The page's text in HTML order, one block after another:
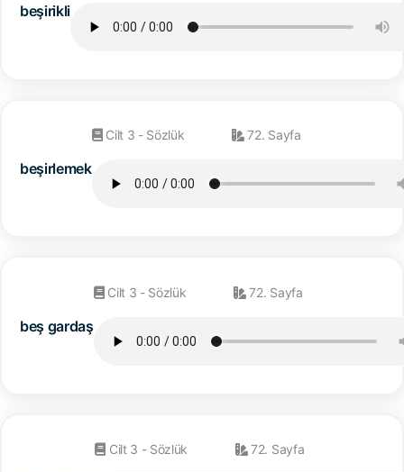
beşirikli
beşirlemek
Cilt 3 - Sözlük 72. Sayfa
beş gardaş
Cilt 3 - Sözlük 72. Sayfa
Cilt 3 - Sözlük 72. Sayfa